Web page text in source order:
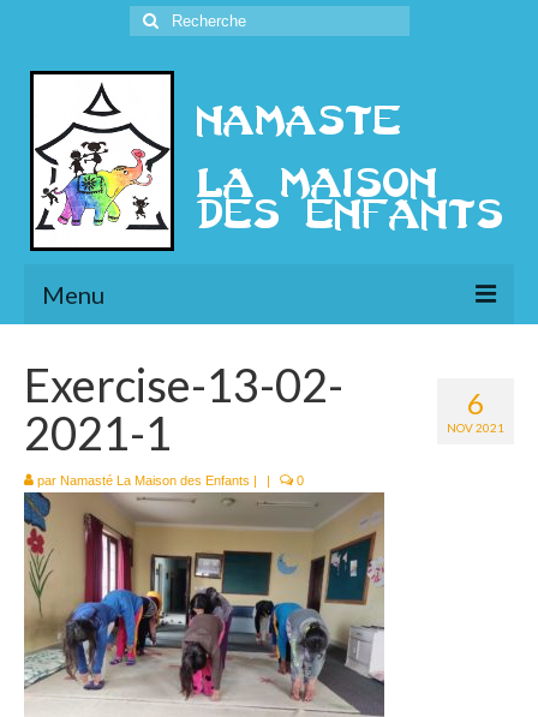
Rechercher
:
Menu
Présentation
l’Ethique
Historique
Le Népal
Documents
Parrainages
Missions 2023
6
NOV 2021
Exercise-13-02-
2021-1
par Namasté La Maison des Enfants | | 0